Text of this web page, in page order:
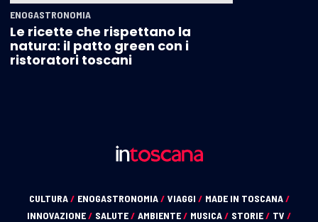
ENOGASTRONOMIA
Le ricette che rispettano la
natura: il patto green con i
ristoratori toscani
CULTURA/ ENOGASTRONOMIA/ VIAGGI / MADE IN TOSCANA/
INNOVAZIONE/ SALUTE/ AMBIENTE/ MUSICA/ STORIE/ TV /